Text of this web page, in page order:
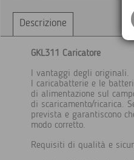
Descrizione
GKL311 Caricatore
I vantaggi degli originali.
I caricabatterie e le
di alimentazione sul
di scaricamento/ricarica.
prevista e garantiscono
modo corretto.
Requisiti di qualità e